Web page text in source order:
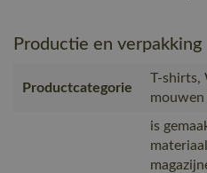
Productie en verpakking
Productcategorie
T-shirts,
is